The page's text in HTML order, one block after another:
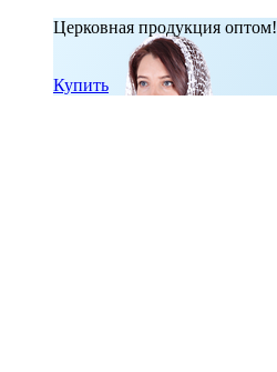
Церковная продукция оптом!
Купить